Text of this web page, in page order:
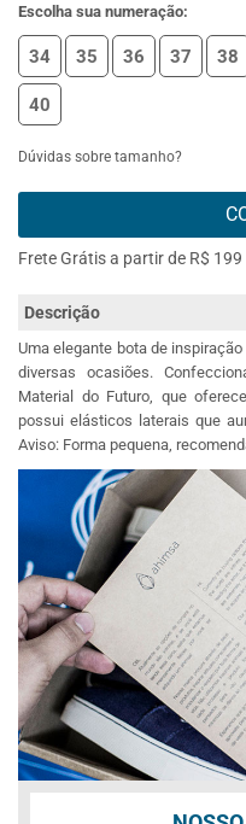
Escolha sua numeração:
34 35 36 37 38
40
Dúvidas sobre tamanho?
Frete Grátis a partir de R$ 199
Descrição
Uma elegante bota de
diversas ocasiões.
Material do Futuro, que
possui elásticos laterais que
Aviso: Forma pequena,